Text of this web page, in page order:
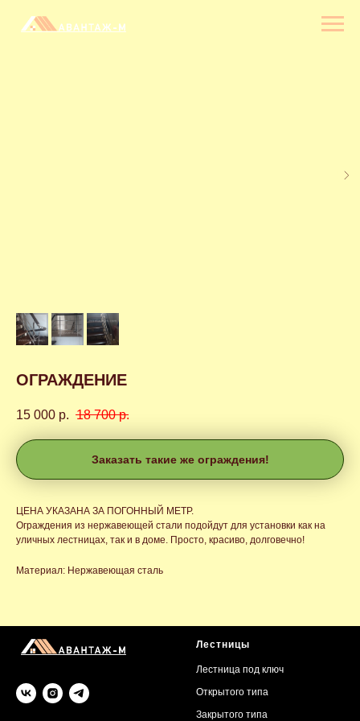
ОГРАЖДЕНИЕ
15 000 р. 18 700 р.
Заказать такие же ограждения!
ЦЕНА УКАЗАНА ЗА ПОГОННЫЙ МЕТР.
Ограждения из нержавеющей стали подойдут для установки как на
уличных лестницах, так и в доме. Просто, красиво, долговечно!
Материал: Нержавеющая сталь
Лестницы
Лестница под ключ
Открытого типа
Закрытого типа